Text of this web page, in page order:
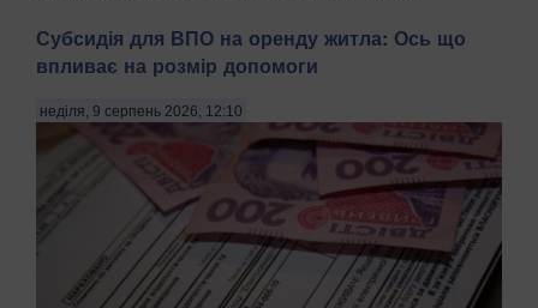
Субсидія для ВПО на оренду житла: Ось що
впливає на розмір допомоги
неділя, 9 серпень 2026, 12:10